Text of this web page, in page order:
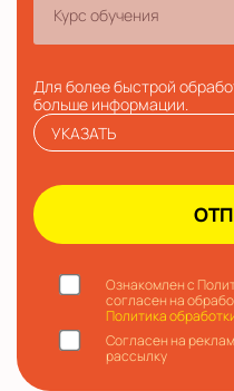
Для более быстрой
больше информации.
УКАЗАТЬ
Ознакомлен с
согласен на
Политика
Согласен на
рассылку